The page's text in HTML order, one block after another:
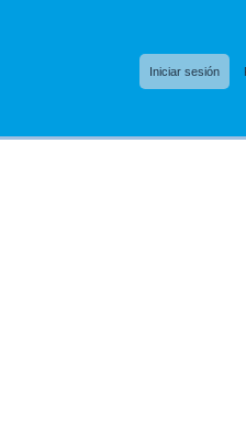
Iniciar sesión